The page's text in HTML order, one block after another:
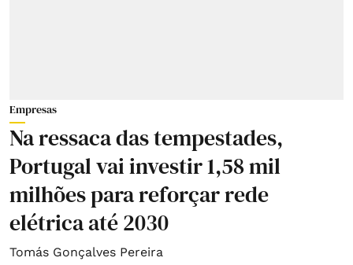
Empresas
Na ressaca das tempestades,
Portugal vai investir 1,58 mil
milhões para reforçar rede
elétrica até 2030
Tomás Gonçalves Pereira